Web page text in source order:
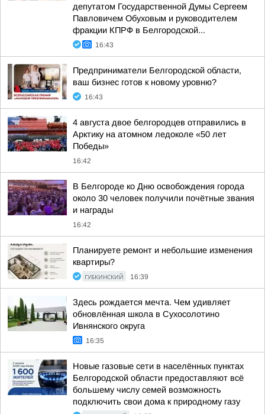
депутатом Государственной Думы Сергеем
Павловичем Обуховым и руководителем
фракции КПРФ в Белгородской...
16:43
Предприниматели Белгородской области,
ваш бизнес готов к новому уровню?
16:43
4 августа двое белгородцев отправились в
Арктику на атомном ледоколе «50 лет
Победы»
16:42
В Белгороде ко Дню освобождения города
около 30 человек получили почётные звания
и награды
16:42
Планируете ремонт и небольшие изменения
квартиры?
ГУБКИНСКИЙ 16:39
Здесь рождается мечта. Чем удивляет
обновлённая школа в Сухосолотино
Ивнянского округа
16:35
Новые газовые сети в населённых пунктах
Белгородской области предоставляют всё
большему числу семей возможность
подключить свои дома к природному газу